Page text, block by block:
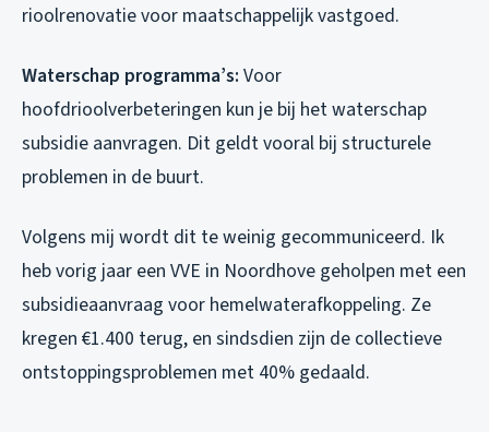
rioolrenovatie voor maatschappelijk vastgoed.
Waterschap programma’s: Voor
hoofdrioolverbeteringen kun je bij het waterschap
subsidie aanvragen. Dit geldt vooral bij structurele
problemen in de buurt.
Volgens mij wordt dit te weinig gecommuniceerd. Ik
heb vorig jaar een VVE in Noordhove geholpen met een
subsidieaanvraag voor hemelwaterafkoppeling. Ze
kregen €1.400 terug, en sindsdien zijn de collectieve
ontstoppingsproblemen met 40% gedaald.